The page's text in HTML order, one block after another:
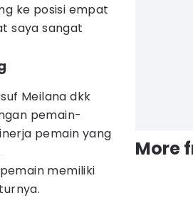
ke posisi empat
saya sangat
Meilana dkk
pemain-
pemain yang
memiliki
More